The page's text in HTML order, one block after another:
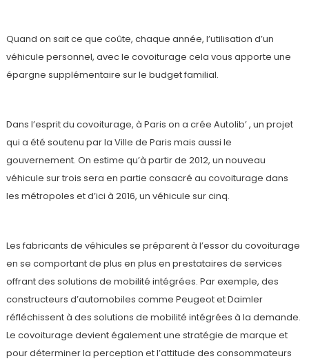
Quand on sait ce que coûte, chaque année, l’utilisation d’un
véhicule personnel, avec le covoiturage cela vous apporte une
épargne supplémentaire sur le budget familial.
Dans l’esprit du covoiturage, à Paris on a crée Autolib’ , un projet
qui a été soutenu par la Ville de Paris mais aussi le
gouvernement. On estime qu’à partir de 2012, un nouveau
véhicule sur trois sera en partie consacré au covoiturage dans
les métropoles et d’ici à 2016, un véhicule sur cinq.
Les fabricants de véhicules se préparent à l’essor du covoiturage
en se comportant de plus en plus en prestataires de services
offrant des solutions de mobilité intégrées. Par exemple, des
constructeurs d’automobiles comme Peugeot et Daimler
réfléchissent à des solutions de mobilité intégrées à la demande.
Le covoiturage devient également une stratégie de marque et
pour déterminer la perception et l’attitude des consommateurs